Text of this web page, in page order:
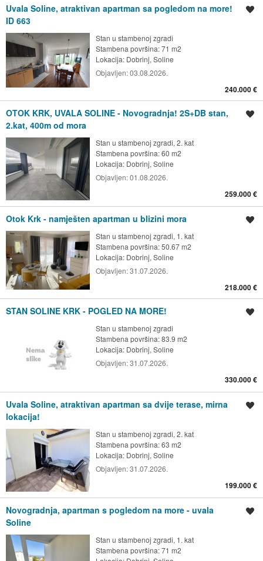
Uvala Soline, atraktivan apartman sa pogledom na more!
ID 663
Stan u stambenoj zgradi
Stambena površina: 71 m2
Lokacija: Dobrinj, Soline
Objavljen:03.08.2026.
240.000 €
OTOK KRK, UVALA SOLINE - Novogradnja! 2S+DB stan,
2.kat, 400m od mora
Stan u stambenoj zgradi, 2. kat
Stambena površina: 60 m2
Lokacija: Dobrinj, Soline
Objavljen:01.08.2026.
259.000 €
Otok Krk - namješten apartman u blizini mora
Stan u stambenoj zgradi, 1. kat
Stambena površina: 50.67 m2
Lokacija: Dobrinj, Soline
Objavljen:31.07.2026.
218.000 €
STAN SOLINE KRK - POGLED NA MORE!
Stan u stambenoj zgradi
Stambena površina: 83.9 m2
Lokacija: Dobrinj, Soline
Objavljen:31.07.2026.
330.000 €
Uvala Soline, atraktivan apartman sa dvije terase, mirna
lokacija!
Stan u stambenoj zgradi, 2. kat
Stambena površina: 63 m2
Lokacija: Dobrinj, Soline
Objavljen:31.07.2026.
199.000 €
Novogradnja, apartman s pogledom na more - uvala
Soline
Stan u stambenoj zgradi, 1. kat
Stambena površina: 71 m2